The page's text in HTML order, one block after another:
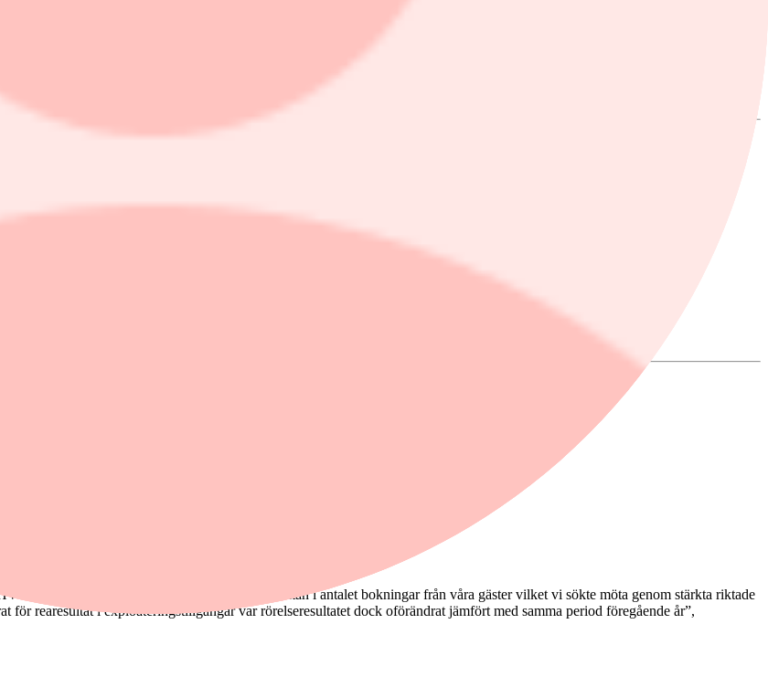
tredje kvartalet.
tredje kvartalet. Rörelseresultatet var bättre än väntat.
med Factsets analytikerkonsensus som låg på 1 440.
var 24,1 procent (27,4).
diesel och energi, av en påsk med viss avvaktan i antalet bokningar från våra gäster vilket vi sökte möta genom stärkta riktade
för rearesultat i exploateringstillgångar var rörelseresultatet dock oförändrat jämfört med samma period föregående år”,